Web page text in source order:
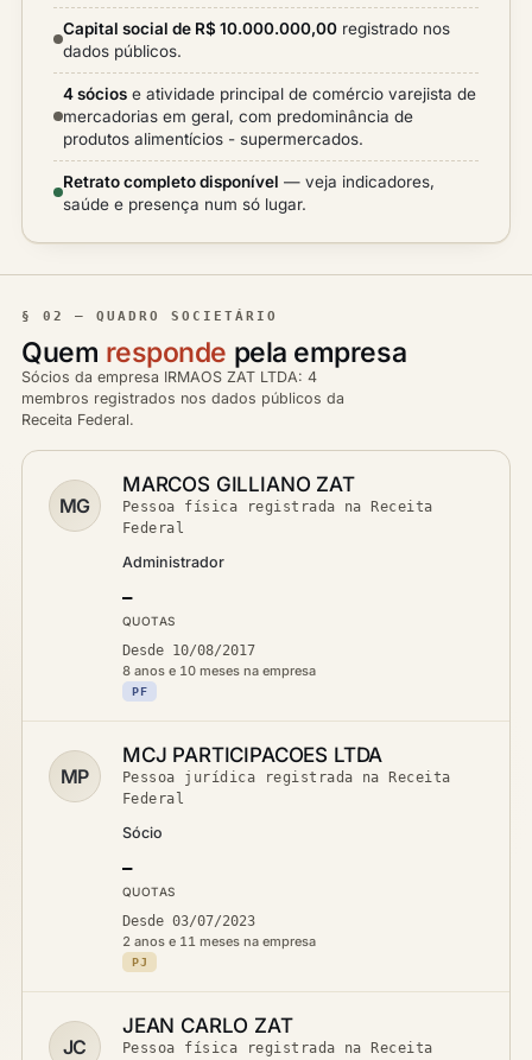
Capital social de R$ 10.000.000,00 registrado nos
dados públicos.
4 sócios e atividade principal de comércio varejista de
mercadorias em geral, com predominância de
produtos alimentícios - supermercados.
Retrato completo disponível — veja indicadores,
saúde e presença num só lugar.
§ 02 — QUADRO SOCIETÁRIO
Quem responde pela empresa
Sócios da empresa IRMAOS ZAT LTDA: 4
membros registrados nos dados públicos da
Receita Federal.
MG
MARCOS GILLIANO ZAT
Pessoa física registrada na Receita
Federal
Administrador
—
QUOTAS
Desde 10/08/2017
8 anos e 10 meses na empresa
PF
MP
MCJ PARTICIPACOES LTDA
Pessoa jurídica registrada na Receita
Federal
Sócio
—
QUOTAS
Desde 03/07/2023
2 anos e 11 meses na empresa
PJ
JC
JEAN CARLO ZAT
Pessoa física registrada na Receita